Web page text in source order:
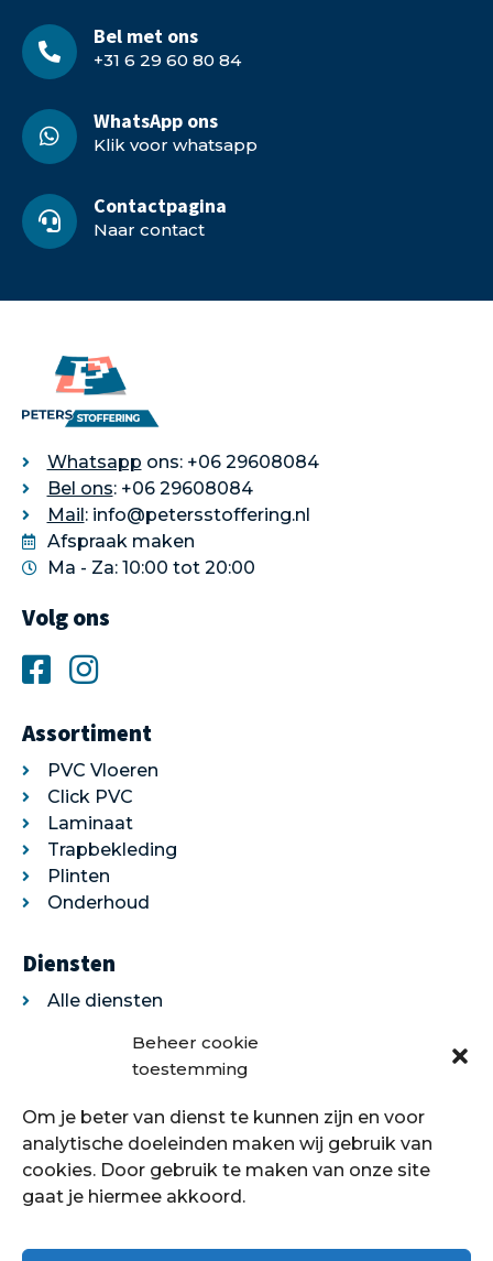
Beheer cookie
toestemming
Om je beter van dienst te kunnen zijn en voor
analytische doeleinden maken wij gebruik van
cookies. Door gebruik te maken van onze site
gaat je hiermee akkoord.
Bel met ons
+31 6 29 60 80 84
WhatsApp ons
Klik voor whatsapp
Contactpagina
Naar contact
Whatsapp ons: +06 29608084
Bel ons: +06 29608084
Mail: info@petersstoffering.nl
Afspraak maken
Ma - Za: 10:00 tot 20:00
Volg ons
Assortiment
PVC Vloeren
Click PVC
Laminaat
Trapbekleding
Plinten
Onderhoud
Diensten
Alle diensten
Egaliseren
Traprenovatie
Over ons
Over ons
Showroom